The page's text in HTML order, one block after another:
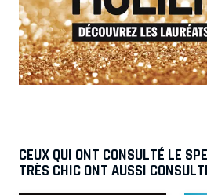
CEUX QUI ONT CONSULTÉ LE
TRÈS CHIC ONT AUSSI